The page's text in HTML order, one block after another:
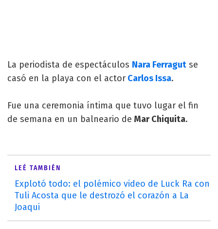
La periodista de espectáculos Nara Ferragut se
casó en la playa con el actor Carlos Issa.
Fue una ceremonia íntima que tuvo lugar el fin
de semana en un balneario de Mar Chiquita.
LEÉ TAMBIÉN
Explotó todo: el polémico video de Luck Ra con
Tuli Acosta que le destrozó el corazón a La
Joaqui